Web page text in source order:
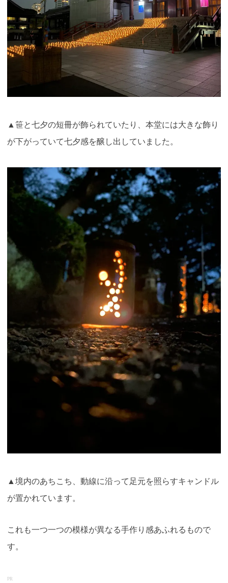
▲笹と七夕の短冊が飾られていたり、本堂には大きな飾り
が下がっていて七夕感を醸し出していました。
▲境内のあちこち、動線に沿って足元を照らすキャンドル
が置かれています。
これも一つ一つの模様が異なる手作り感あふれるもので
す。
PR